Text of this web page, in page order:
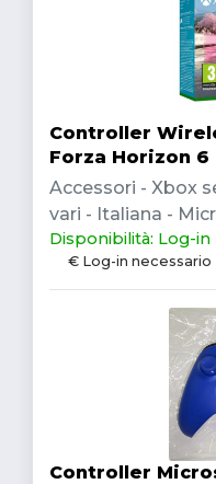
Controller
Forza Horizon 6
Accessori - Xbox
vari - Italiana -
Disponibilità: Log-in
€ Log-in necessario
Controller